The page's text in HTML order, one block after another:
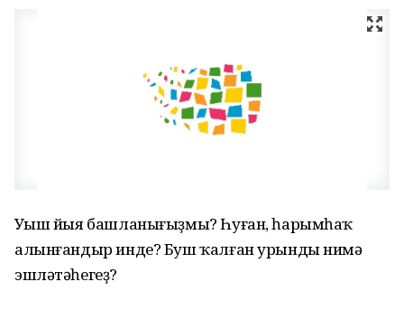
Уңыш йыя башланығыҙмы? Һуған, һарымһаҡ
алынғандыр инде? Буш ҡалған урынды нимә
эшләтәһегеҙ?